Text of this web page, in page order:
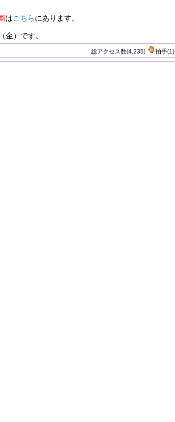
はこちらにあります。
金）です。
総アクセス数(4,235) 拍手(1)